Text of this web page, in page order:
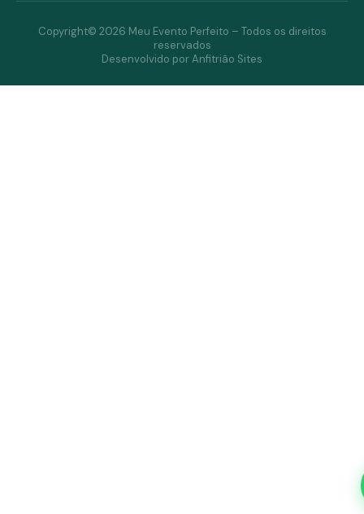
Copyright© 2026 Meu Evento Perfeito – Todos os direitos
reservados
Desenvolvido por Anfitrião Sites